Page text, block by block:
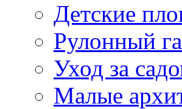
Детские
Рулонный
Уход за
Малые